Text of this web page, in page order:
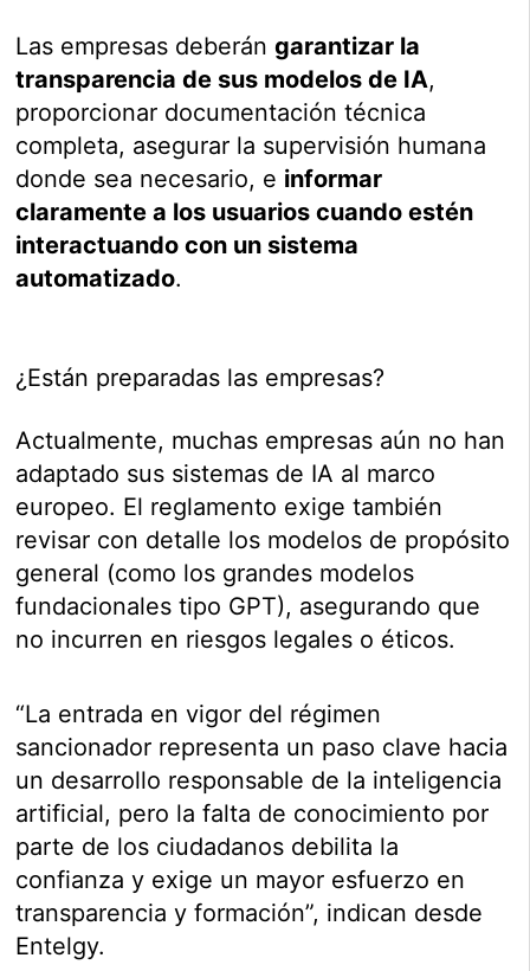
Las empresas deberángarantizar la
transparencia de sus modelos de IA,
proporcionar documentación técnica
completa, asegurar la supervisión humana
donde sea necesario, e informar
claramente a los usuarios cuando estén
interactuando con un sistema
automatizado.
¿Están preparadas las empresas?
Actualmente, muchas empresas aún no han
adaptado sus sistemas de IA al marco
europeo. El reglamento exige también
revisar con detalle los modelos de propósito
general (como los grandes modelos
fundacionales tipo GPT), asegurando que
no incurren en riesgos legales o éticos.
“La entrada en vigor del régimen
sancionador representa un paso clave hacia
un desarrollo responsable de la inteligencia
artificial, pero la falta de conocimiento por
parte de los ciudadanos debilita la
confianza y exige un mayor esfuerzo en
transparencia y formación”, indican desde
Entelgy.